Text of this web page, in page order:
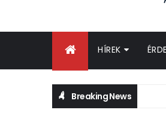
HÍREK
Breaking News